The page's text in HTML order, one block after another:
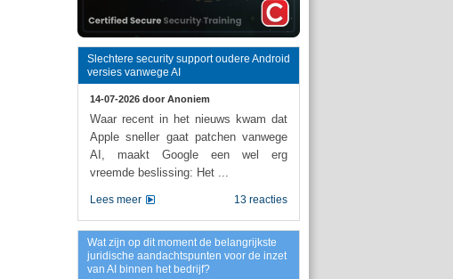
Slechtere security support oudere Android
versies vanwege AI
14-07-2026 door Anoniem
Waar recent in het nieuws kwam dat
Apple sneller gaat patchen vanwege
AI, maakt Google een wel erg
vreemde beslissing: Het ...
13 reacties
Lees meer
Wat zijn op dit moment de belangrijkste
juridische aandachtspunten voor de inzet
van AI binnen het bedrijf?